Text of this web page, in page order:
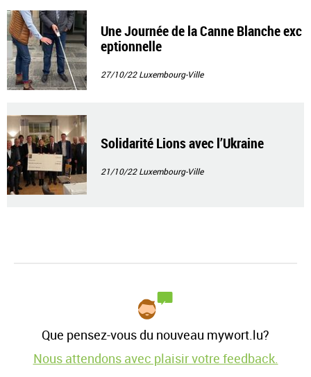
Une Journée de la Canne Blanche exc
eptionnelle
27/10/22Luxembourg-Ville
Solidarité Lions avec l’Ukraine
21/10/22Luxembourg-Ville
Que pensez-vous du nouveau mywort.lu?
Nous attendons avec plaisir votre feedback.